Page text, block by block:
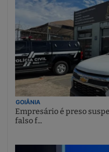
GOIÂNIA
Empresário é preso
falso f...